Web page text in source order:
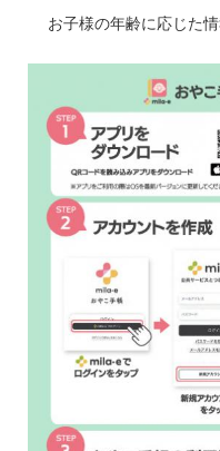
お子様の年齢に応じた情